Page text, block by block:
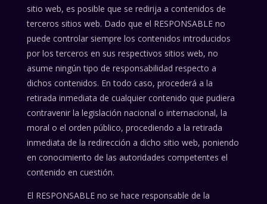
sitio web, es posible que se redirija a contenidos de
terceros sitios web. Dado que el RESPONSABLE no
puede controlar siempre los contenidos introducidos
por los terceros en sus respectivos sitios web, no
asume ningún tipo de responsabilidad respecto a
dichos contenidos. En todo caso, procederá a la
retirada inmediata de cualquier contenido que pudiera
contravenir la legislación nacional o internacional, la
moral o el orden público, procediendo a la retirada
inmediata de la redirección a dicho sitio web, poniendo
en conocimiento de las autoridades competentes el
contenido en cuestión.
El RESPONSABLE no se hace responsable de la